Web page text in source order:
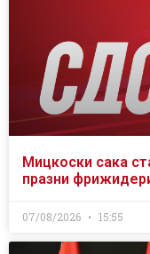
Мицкоски сака
празни
07/08/2026 15:55